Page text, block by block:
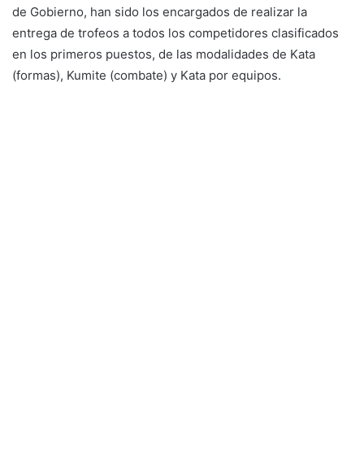
de Gobierno, han sido los encargados de realizar la
entrega de trofeos a todos los competidores clasificados
en los primeros puestos, de las modalidades de Kata
(formas), Kumite (combate) y Kata por equipos.